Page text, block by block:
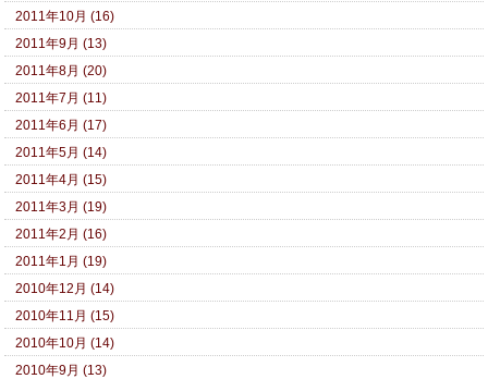
2011年10月 (16)
2011年9月 (13)
2011年8月 (20)
2011年7月 (11)
2011年6月 (17)
2011年5月 (14)
2011年4月 (15)
2011年3月 (19)
2011年2月 (16)
2011年1月 (19)
2010年12月 (14)
2010年11月 (15)
2010年10月 (14)
2010年9月 (13)